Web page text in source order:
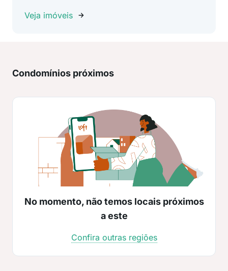
Veja imóveis
Condomínios próximos
No momento, não temos locais próximos
a este
Confira outras regiões